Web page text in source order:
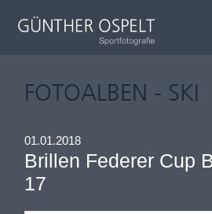
FOTOALBEN - SKI
01.01.2018
Brillen Federer Cup
17